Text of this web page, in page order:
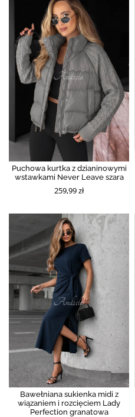
Puchowa kurtka z dzianinowymi
wstawkami Never Leave szara
259,99 zł
Bawełniana sukienka midi z
wiązaniem i rozcięciem Lady
Perfection granatowa